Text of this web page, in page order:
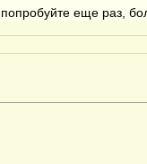
еще раз,